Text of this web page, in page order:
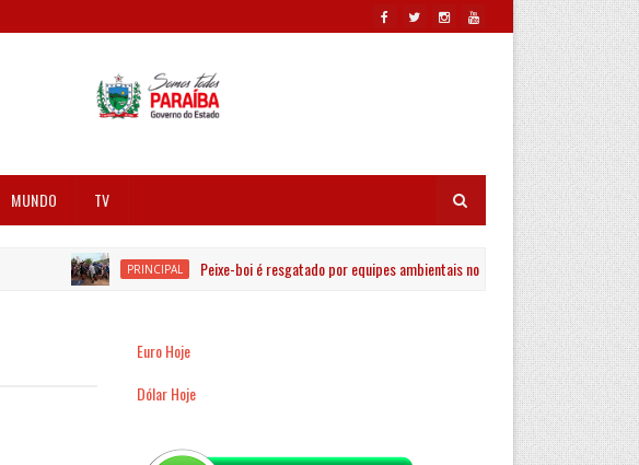
MUNDO TV
PRINCIPAL Peixe-boi é resgatado por equipes ambientais no Rio Jaguaribe em João Pessoa
Euro Hoje
Dólar Hoje